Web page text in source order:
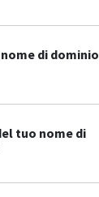
di dominio
tuo nome di